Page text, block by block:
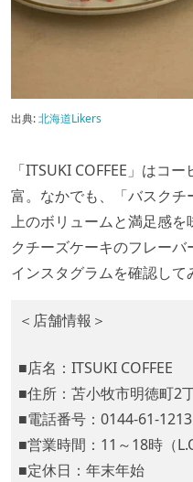
出典:北海道Likers
「ITSUKI COFFEE」はコ
富。なかでも、「バスク
上のボリュームと満足感
クチーズケーキのフレーバ
インスタグラムを確認して
＜店舗情報＞
■店名：ITSUKI COFFEE
■住所：苫小牧市明徳町2
■電話番号：0144-61-1213
■営業時間：11～18時（
■定休日：年末年始